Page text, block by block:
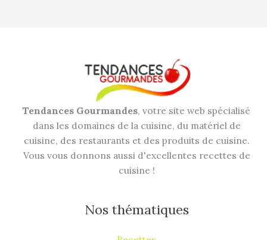
Tendances Gourmandes, votre site web spécialisé
dans les domaines de la cuisine, du matériel de
cuisine, des restaurants et des produits de cuisine.
Vous vous donnons aussi d'excellentes recettes de
cuisine !
Nos thématiques